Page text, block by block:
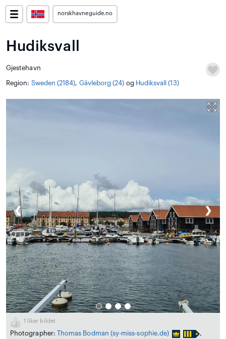
norskhavneguide.no
Hudiksvall
Gjestehavn
Region: Sweden (2184), Gävleborg (24) og Hudiksvall (13)
❮ ❯
1 liker bildet
Photographer: Thomas Bodman (sy-miss-sophie.de)
,